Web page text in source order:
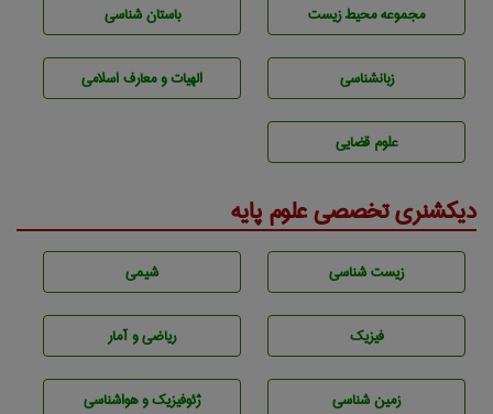
مجموعه محيط زيست باستان شناسی
زبانشناسی الهیات و معارف اسلامی
علوم قضایی
دیکشنری تخصصی علوم پایه
زيست شناسی شيمی
فیزیک ریاضی و آمار
زمين شناسی ژئوفيزيك و هواشناسی